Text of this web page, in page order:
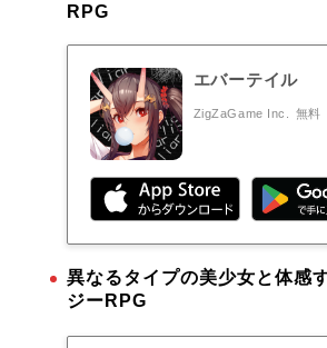
RPG
エバーテイル
ZigZaGame Inc. 無料
異なるタイプの美少女と体感
ジーRPG